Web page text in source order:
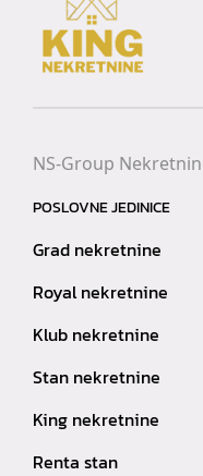
NS-Group
POSLOVNE JEDINICE
Grad nekretnine
Royal nekretnine
Klub nekretnine
Stan nekretnine
King nekretnine
Renta stan